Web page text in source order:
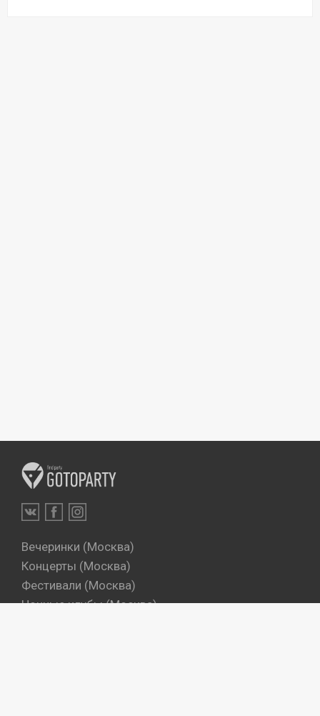
Вечеринки (Москва)
Концерты (Москва)
Фестивали (Москва)
Ночные клубы (Москва)